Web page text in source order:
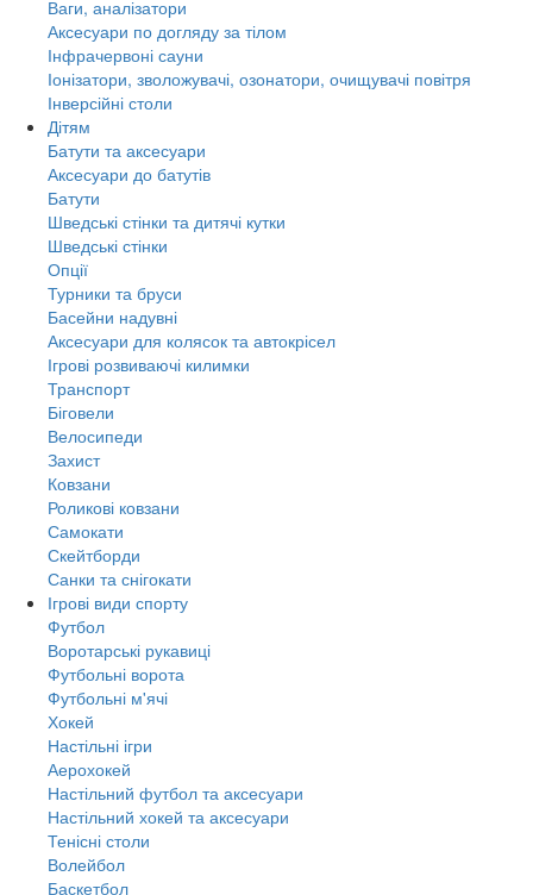
Ваги, аналізатори
Аксесуари по догляду за тілом
Інфрачервоні сауни
Іонізатори, зволожувачі, озонатори, очищувачі повітря
Інверсійні столи
Дітям
Батути та аксесуари
Аксесуари до батутів
Батути
Шведські стінки та дитячі кутки
Шведські стінки
Опції
Турники та бруси
Басейни надувні
Аксесуари для колясок та автокрісел
Ігрові розвиваючі килимки
Транспорт
Біговели
Велосипеди
Захист
Ковзани
Роликові ковзани
Самокати
Скейтборди
Санки та снігокати
Ігрові види спорту
Футбол
Воротарські рукавиці
Футбольні ворота
Футбольні м'ячі
Хокей
Настільні ігри
Аерохокей
Настільний футбол та аксесуари
Настільний хокей та аксесуари
Тенісні столи
Волейбол
Баскетбол